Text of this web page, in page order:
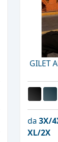
GILET
da 3X/
XL/2X